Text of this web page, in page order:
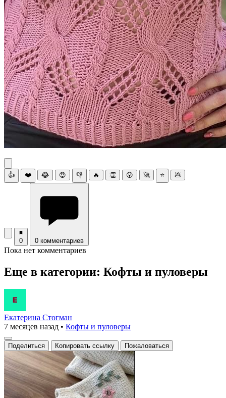
👍 ❤️ 😂 😍 👎 🔥 👏 😮 🚀 ⭐ 💩
0 0 комментариев
Пока нет комментариев
Еще в категории: Кофты и пуловеры
Екатерина Стогман
7 месяцев назад • Кофты и пуловеры
Поделиться Копировать ссылку Пожаловаться